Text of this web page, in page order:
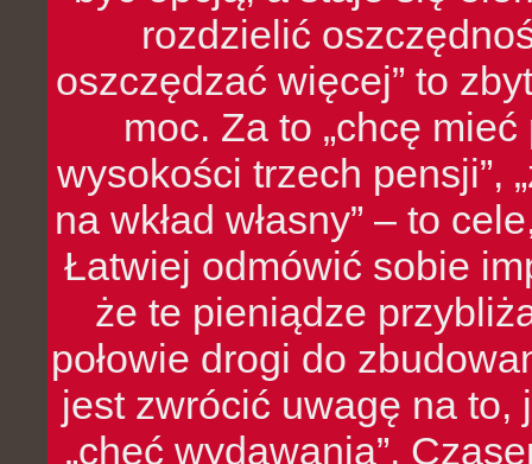
rozdzielić
oszczędzać więcej” to
moc. Za to „chcę
wysokości trzech pensji”,
na wkład własny” – to
Łatwiej odmówić sobie
że te pieniądze
połowie drogi do
jest zwrócić uwagę na to,
„chęć wydawania”.